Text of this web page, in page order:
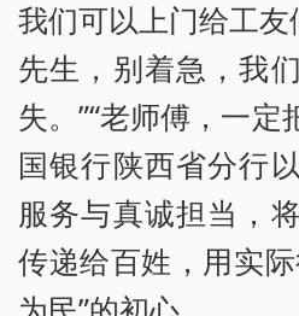
我们可以上门给工友
先生，别着急，我
失。”“老师傅，一
国银行陕西省分行
服务与真诚担当，
传递给百姓，用实